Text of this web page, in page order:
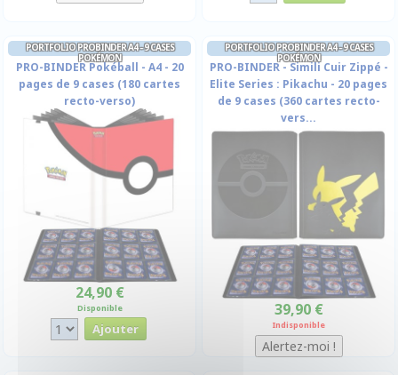
PORTFOLIO PROBINDER A4 - 9 CASES
POKÉMON
PRO-BINDER Pokéball - A4 - 20
pages de 9 cases (180 cartes
recto-verso)
24,90 €
Disponible
PORTFOLIO PROBINDER A4 - 9 CASES
POKÉMON
PRO-BINDER - Simili Cuir Zippé -
Elite Series : Pikachu - 20 pages
de 9 cases (360 cartes recto-
vers...
39,90 €
Indisponible